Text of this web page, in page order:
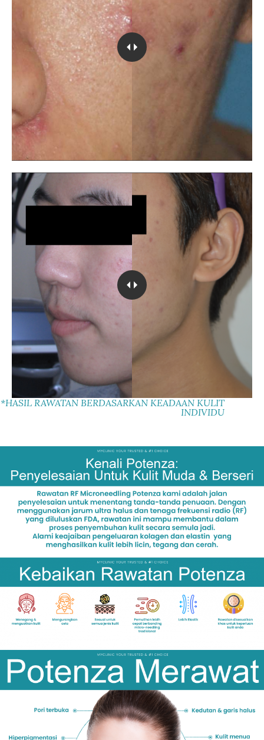
*HASIL RAWATAN BERDASARKAN KEADAAN KULIT
INDIVIDU